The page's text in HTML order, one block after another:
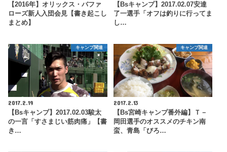
【2016年】オリックス・バファ
ローズ新人入団会見【書き起こし
まとめ】
【Bsキャンプ】2017.02.07安達
了一選手「オフは釣りに行ってま
し…
キャンプ関連
2017.2.19
【Bsキャンプ】2017.02.03駿太
の一言「すさまじい筋肉痛」【書
き…
キャンプ関連
2017.2.13
【Bs宮崎キャンプ番外編】Ｔ－
岡田選手のオススメのチキン南
蛮、青島「びろ…